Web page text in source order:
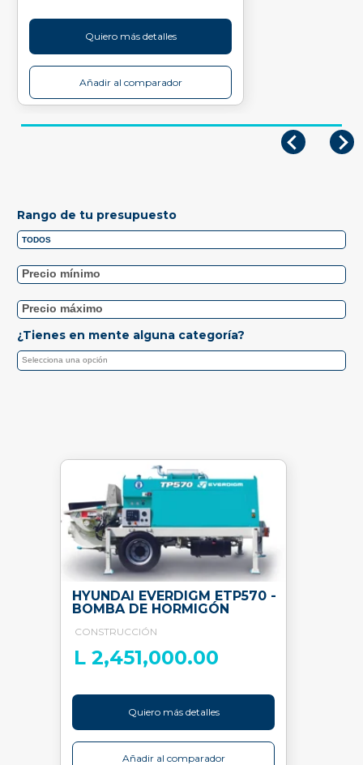
Quiero más detalles
Añadir al comparador
Rango de tu presupuesto
¿Tienes en mente alguna categoría?
HYUNDAI EVERDIGM ETP570 -
BOMBA DE HORMIGÓN
CONSTRUCCIÓN
L 2,451,000.00
Quiero más detalles
Añadir al comparador